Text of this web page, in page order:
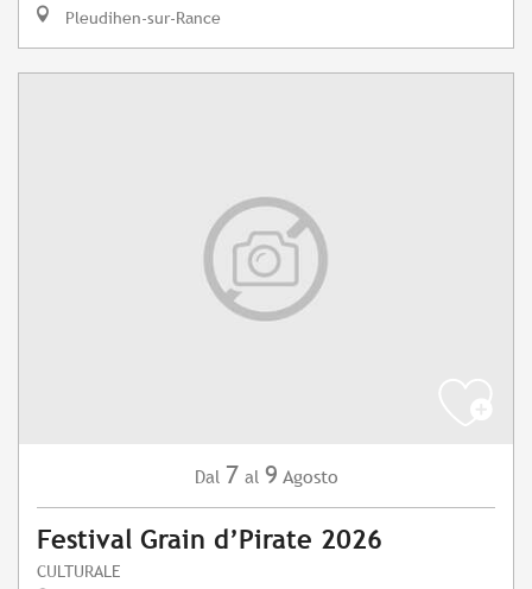
Pleudihen-sur-Rance
Dal 7 al 9 Agosto
Festival Grain d’Pirate 2026
CULTURALE